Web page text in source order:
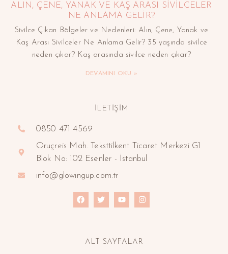
ALIN, ÇENE, YANAK VE KAŞ ARASI SIVILCELER
NE ANLAMA GELIR?
Sivilce Çıkan Bölgeler ve Nedenleri: Alın, Çene, Yanak ve
Kaş Arası Sivilceler Ne Anlama Gelir? 35 yaşında sivilce
neden çıkar? Kaş arasında sivilce neden çıkar?
DEVAMINI OKU »
İLETİŞİM
0850 471 4569
Oruçreis Mah. Teksttilkent Ticaret Merkezi G1
Blok No: 102 Esenler - İstanbul
info@glowingup.com.tr
ALT SAYFALAR